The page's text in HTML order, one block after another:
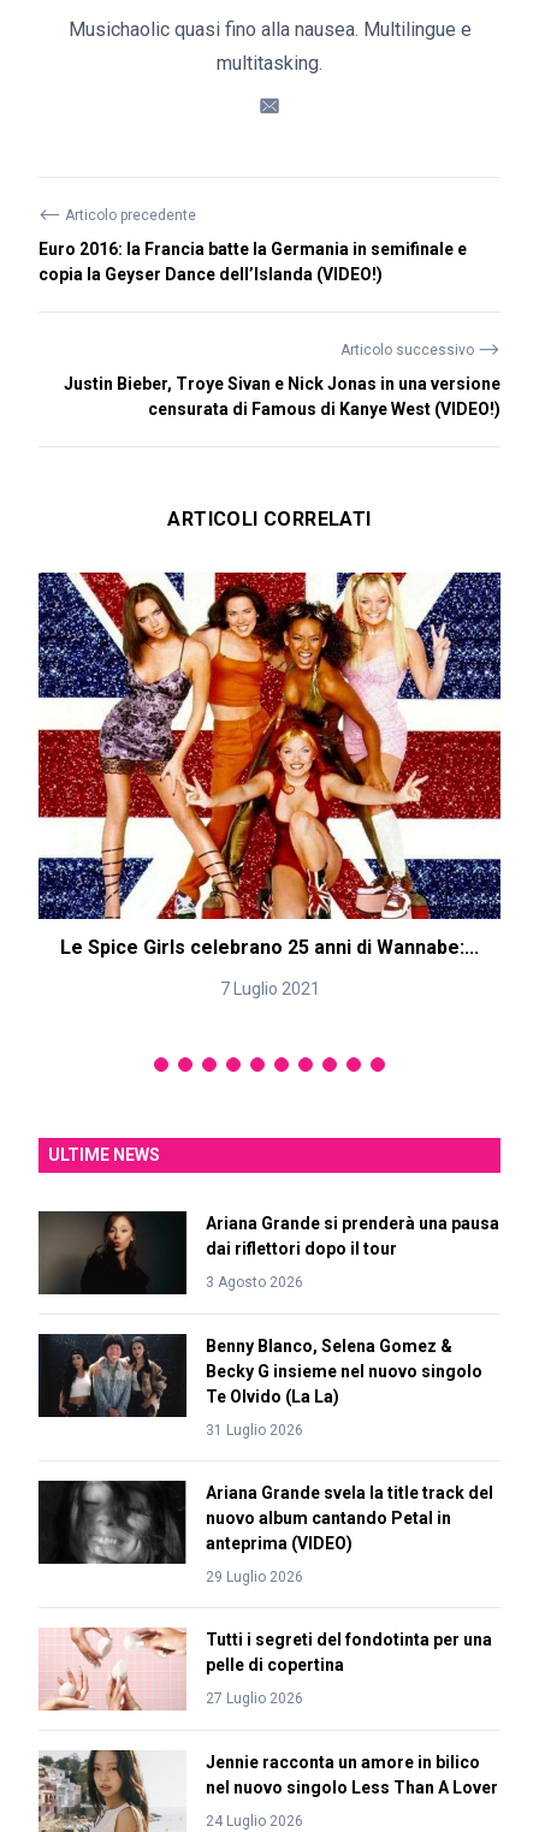
Musichaolic quasi fino alla nausea. Multilingue e
multitasking.
⟵ Articolo precedente
Euro 2016: la Francia batte la Germania in semifinale e
copia la Geyser Dance dell’Islanda (VIDEO!)
Articolo successivo ⟶
Justin Bieber, Troye Sivan e Nick Jonas in una versione
censurata di Famous di Kanye West (VIDEO!)
ARTICOLI CORRELATI
Le Spice Girls celebrano 25 anni di Wannabe:...
7 Luglio 2021
ULTIME NEWS
Ariana Grande si prenderà una pausa
dai riflettori dopo il tour
3 Agosto 2026
Benny Blanco, Selena Gomez &
Becky G insieme nel nuovo singolo
Te Olvido (La La)
31 Luglio 2026
Ariana Grande svela la title track del
nuovo album cantando Petal in
anteprima (VIDEO)
29 Luglio 2026
Tutti i segreti del fondotinta per una
pelle di copertina
27 Luglio 2026
Jennie racconta un amore in bilico
nel nuovo singolo Less Than A Lover
24 Luglio 2026